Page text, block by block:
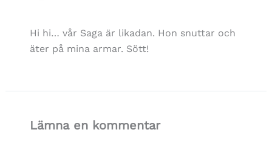
Hi hi… vår Saga är likadan. Hon snuttar och
äter på mina armar. Sött!
Lämna en kommentar